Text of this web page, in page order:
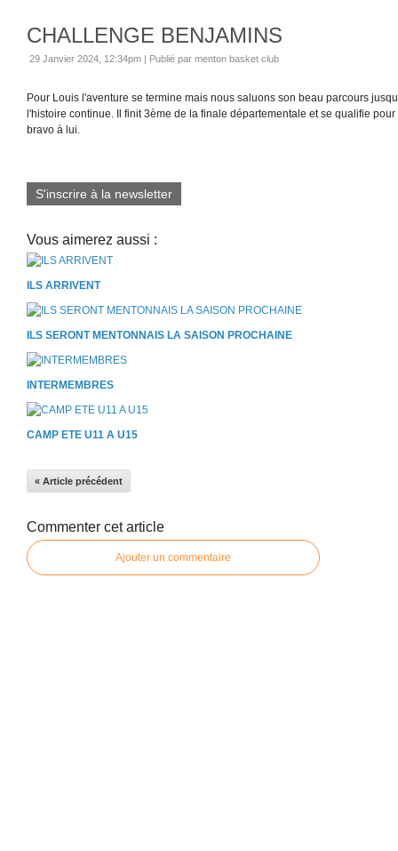
CHALLENGE BENJAMINS
29 Janvier 2024, 12:34pm | Publié par menton basket club
Pour Louis l'aventure se termine mais nous saluons son beau parcours
l'histoire continue. Il finit 3ème de la finale départementale et se qualifie
bravo à lui.
S'inscrire à la newsletter
Vous aimerez aussi :
ILS ARRIVENT
ILS SERONT MENTONNAIS LA SAISON PROCHAINE
INTERMEMBRES
CAMP ETE U11 A U15
« Article précédent
Commenter cet article
Ajouter un commentaire